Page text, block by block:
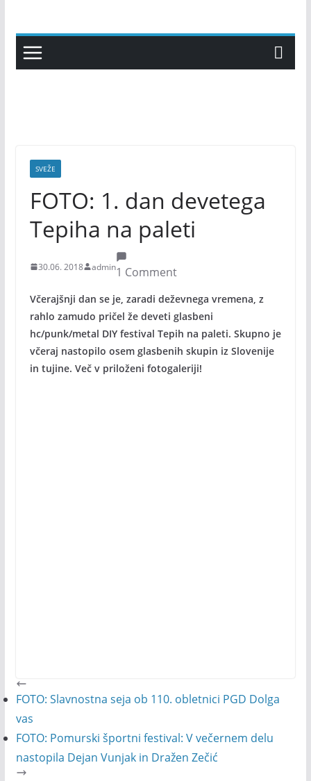
content
SVEŽE
FOTO: 1. dan devetega
Tepiha na paleti
30.06. 2018 admin1 Comment
Včerajšnji dan se je, zaradi deževnega vremena, z
rahlo zamudo pričel že deveti glasbeni
hc/punk/metal DIY festival Tepih na paleti. Skupno je
včeraj nastopilo osem glasbenih skupin iz Slovenije
in tujine. Več v priloženi fotogaleriji!
FOTO: Slavnostna seja ob 110. obletnici PGD Dolga
vas
FOTO: Pomurski športni festival: V večernem delu
nastopila Dejan Vunjak in Dražen Zečić